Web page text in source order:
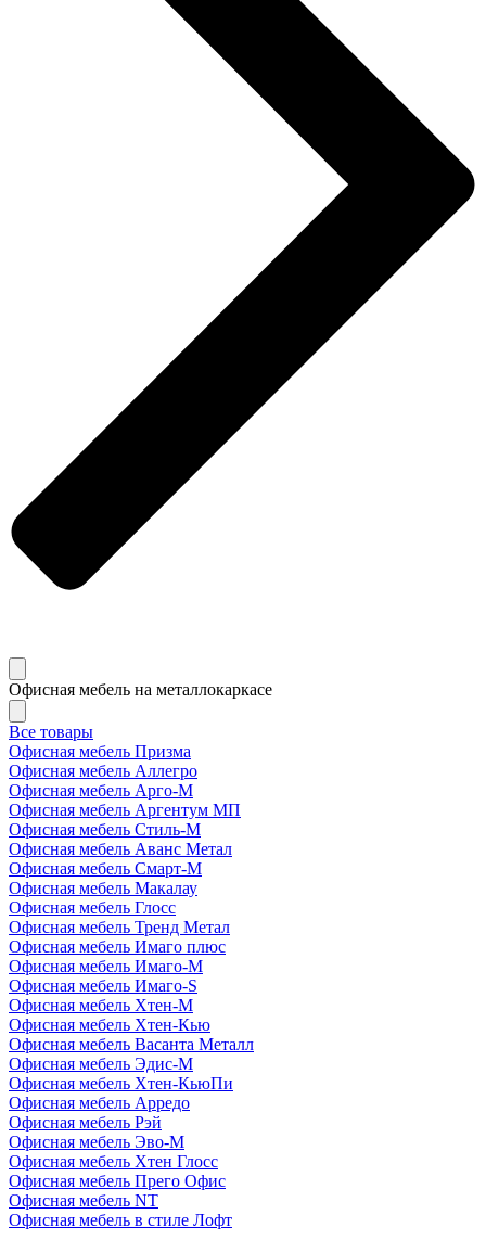
Офисная мебель на металлокаркасе
Все товары
Офисная мебель Призма
Офисная мебель Аллегро
Офисная мебель Арго-М
Офисная мебель Аргентум МП
Офисная мебель Стиль-М
Офисная мебель Аванс Метал
Офисная мебель Смарт-М
Офисная мебель Макалау
Офисная мебель Глосс
Офисная мебель Тренд Метал
Офисная мебель Имаго плюс
Офисная мебель Имаго-М
Офисная мебель Имаго-S
Офисная мебель Хтен-M
Офисная мебель Хтен-Кью
Офисная мебель Васанта Металл
Офисная мебель Эдис-M
Офисная мебель Хтен-КьюПи
Офисная мебель Арредо
Офисная мебель Рэй
Офисная мебель Эво-M
Офисная мебель Хтен Глосс
Офисная мебель Прего Офис
Офисная мебель NT
Офисная мебель в стиле Лофт